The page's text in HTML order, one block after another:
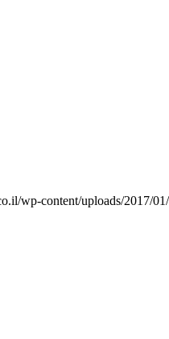
wp-content/uploads/2017/